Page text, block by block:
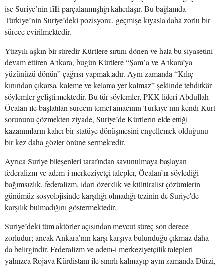
ise Suriye’nin filli parçalanmışlığı kalıcılaşır. Bu bağlamda
Türkiye’nin Suriye’deki pozisyonu, geçmişe kıyasla daha zorlu bir
sürece evirilmektedir.
Yüzyılı aşkın bir süredir Kürtlere sırtını dönen ve hala bu siyasetini
devam ettiren Ankara, bugün Kürtlere “Şam’a ve Ankara’ya
yüzünüzü dönün” çağrısı yapmaktadır. Aynı zamanda “Kılıç
kınından çıkarsa, kaleme ve kelama yer kalmaz” şeklinde tehditkâr
söylemler geliştirmektedir. Bu tür söylemler, PKK lideri Abdullah
Öcalan ile başlatılan sürecin temel amacının Türkiye’nin kendi Kürt
sorununu çözmekten ziyade, Suriye’de Kürtlerin elde ettiği
kazanımların kalıcı bir statüye dönüşmesini engellemek olduğunu
bir kez daha gözler önüne sermektedir.
Ayrıca Suriye bileşenleri tarafından savunulmaya başlayan
federalizm ve adem-i merkeziyetçi talepler, Öcalan’ın söylediği
bağımsızlık, federalizm, idari özerklik ve kültüralist çözümlerin
günümüz sosyolojisinde karşılığı olmadığı tezinin de Suriye'de
karşılık bulmadığını göstermektedir.
Suriye’deki tüm aktörler açısından mevcut süreç son derece
zorludur; ancak Ankara’nın karşı karşıya bulunduğu çıkmaz daha
da belirgindir. Federalizm ve adem-i merkeziyetçilik talepleri
yalnızca Rojava Kürdistanı ile sınırlı kalmayıp aynı zamanda Dürzi,